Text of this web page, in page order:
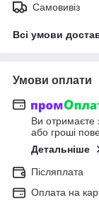
Самовивіз
Всі умови
Умови оплати
Ви отримаєте
або гроші
Детальніше
Післяплата
Оплата на